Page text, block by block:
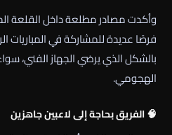
وأكدت مصادر مطلعة داخل القلعة
فرصًا عديدة للمشاركة في المباريات
بالشكل الذي يرضي الجهاز الفني،
الهجومي.
🧠 الفريق بحاجة إلى لاعبين جاهزين